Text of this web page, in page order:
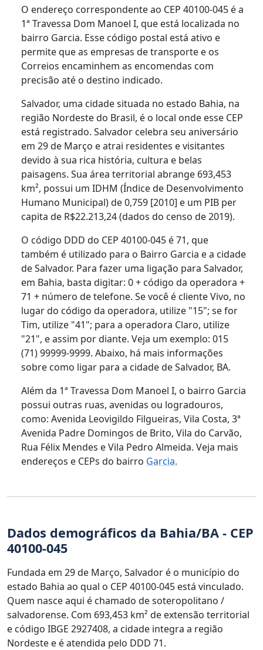
O endereço correspondente ao CEP 40100-045 é a
1ª Travessa Dom Manoel I, que está localizada no
bairro Garcia. Esse código postal está ativo e
permite que as empresas de transporte e os
Correios encaminhem as encomendas com
precisão até o destino indicado.
Salvador, uma cidade situada no estado Bahia, na
região Nordeste do Brasil, é o local onde esse CEP
está registrado. Salvador celebra seu aniversário
em 29 de Março e atrai residentes e visitantes
devido à sua rica história, cultura e belas
paisagens. Sua área territorial abrange 693,453
km², possui um IDHM (Índice de Desenvolvimento
Humano Municipal) de 0,759 [2010] e um PIB per
capita de R$22.213,24 (dados do censo de 2019).
O código DDD do CEP 40100-045 é 71, que
também é utilizado para o Bairro Garcia e a cidade
de Salvador. Para fazer uma ligação para Salvador,
em Bahia, basta digitar: 0 + código da operadora +
71 + número de telefone. Se você é cliente Vivo, no
lugar do código da operadora, utilize "15"; se for
Tim, utilize "41"; para a operadora Claro, utilize
"21", e assim por diante. Veja um exemplo: 015
(71) 99999-9999. Abaixo, há mais informações
sobre como ligar para a cidade de Salvador, BA.
Além da 1ª Travessa Dom Manoel I, o bairro Garcia
possui outras ruas, avenidas ou logradouros,
como: Avenida Leovigildo Filgueiras, Vila Costa, 3ª
Avenida Padre Domingos de Brito, Vila do Carvão,
Rua Félix Mendes e Vila Pedro Almeida. Veja mais
endereços e CEPs do bairro Garcia.
Dados demográficos da Bahia/BA - CEP
40100-045
Fundada em 29 de Março, Salvador é o município do
estado Bahia ao qual o CEP 40100-045 está vinculado.
Quem nasce aqui é chamado de soteropolitano /
salvadorense. Com 693,453 km² de extensão territorial
e código IBGE 2927408, a cidade integra a região
Nordeste e é atendida pelo DDD 71.